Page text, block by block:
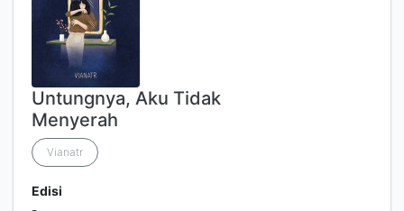
Untungnya, Aku Tidak
Menyerah
Vianatr
Edisi